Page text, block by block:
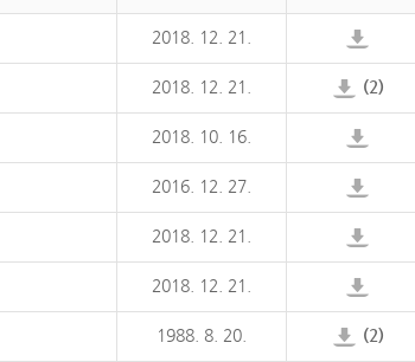
2018. 12. 21.
2018. 12. 21. (2)
2018. 10. 16.
2016. 12. 27.
2018. 12. 21.
2018. 12. 21.
1988. 8. 20. (2)